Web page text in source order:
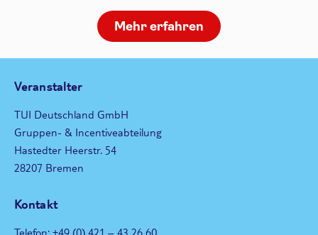
Mehr erfahren
Veranstalter
TUI Deutschland GmbH
Gruppen- & Incentiveabteilung
Hastedter Heerstr. 54
28207 Bremen
Kontakt
Telefon: +49 (0) 421 – 43 26 60